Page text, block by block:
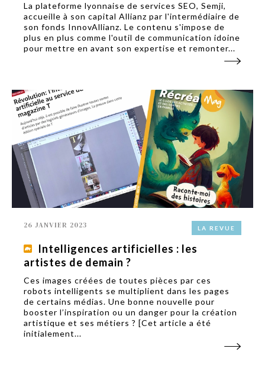
La plateforme lyonnaise de services SEO, Semji,
accueille à son capital Allianz par l'intermédiaire de
son fonds InnovAllianz. Le contenu s'impose de
plus en plus comme l'outil de communication idoine
pour mettre en avant son expertise et remonter...
LA REVUE
26 JANVIER 2023
Intelligences artificielles : les
artistes de demain ?
Ces images créées de toutes pièces par ces
robots intelligents se multiplient dans les pages
de certains médias. Une bonne nouvelle pour
booster l’inspiration ou un danger pour la création
artistique et ses métiers ? [Cet article a été
initialement...